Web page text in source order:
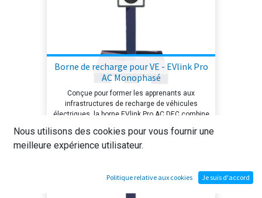
Borne de recharge pour VE - EVlink Pro
AC Monophasé
Conçue pour former les apprenants aux
infrastructures de recharge de véhicules
électriques, la borne EVlink Pro AC DEC combine
Modbus TCP sur un pied et châssis trottoir de
rue prêts à l'emploi. Puissance paramétrable de
Bluetooth via l'application E-Setup : la borne
Nous utilisons des cookies pour vous fournir une
meilleure expérience utilisateur.
Politique relative aux cookies Je suis d'accord